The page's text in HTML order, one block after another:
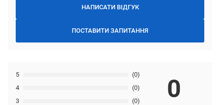
НАПИСАТИ ВІДГУК
ПОСТАВИТИ ЗАПИТАННЯ
3 (0)
4 (0)
5 (0)
0